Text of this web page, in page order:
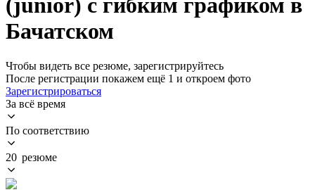
(junior) с гибким графиком в
Бачатском
Чтобы видеть все резюме, зарегистрируйтесь
После регистрации покажем ещё 1 и откроем фото
Зарегистрироваться
За всё время
По соответствию
20 резюме